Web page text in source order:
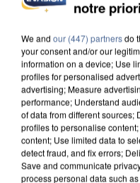
DE SOLIDARITÉ AVEC
notre
We and our (447) partnersdo
your consent and/or our
information on a device; Use
profiles for personalised
advertising; Measure
performance; Understand
of data from different sources;
profiles to personalise
content; Use limited data to
detect fraud, and fix errors;
Save and communicate
process personal data such